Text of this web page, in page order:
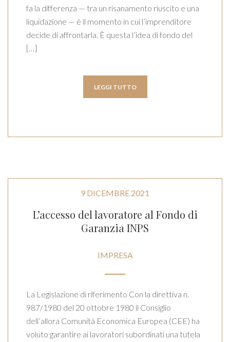
fa la differenza — tra un risanamento riuscito e una
liquidazione — è il momento in cui l’imprenditore
decide di affrontarla. È questa l’idea di fondo del
[…]
LEGGI TUTTO
9 DICEMBRE 2021
L’accesso del lavoratore al Fondo di
Garanzia INPS
IMPRESA
La Legislazione di riferimento Con la direttiva n.
987/1980 del 20 ottobre 1980 il Consiglio
dell’allora Comunità Economica Europea (CEE) ha
voluto garantire ai lavoratori subordinati una tutela